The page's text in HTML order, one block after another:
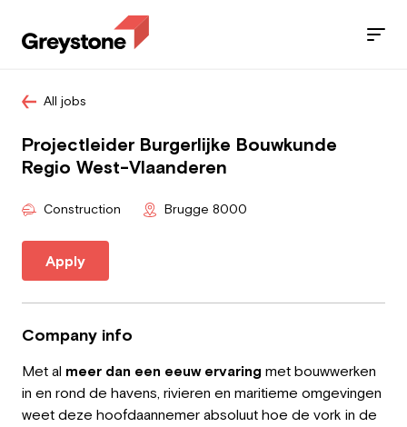
Employee
Employer
Jobs
Services
Sectors
Blog
All jobs
Projectleider Burgerlijke Bouwkunde
Regio West-Vlaanderen
Construction Brugge 8000
Apply
Company info
Met al meer dan een eeuw ervaring met bouwwerken
in en rond de havens, rivieren en maritieme omgevingen
weet deze hoofdaannemer absoluut hoe de vork in de